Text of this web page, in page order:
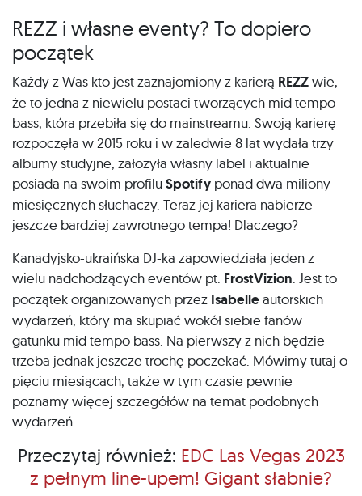
REZZ i własne eventy? To dopiero
początek
Każdy z Was kto jest zaznajomiony z karierą REZZwie,
że to jedna z niewielu postaci tworzących mid tempo
bass, która przebiła się do mainstreamu. Swoją karierę
rozpoczęła w 2015 roku i w zaledwie 8 lat wydała trzy
albumy studyjne, założyła własny label i aktualnie
posiada na swoim profiluSpotify ponad dwa miliony
miesięcznych słuchaczy. Teraz jej kariera nabierze
jeszcze bardziej zawrotnego tempa! Dlaczego?
Kanadyjsko-ukraińska DJ-ka zapowiedziała jeden z
wielu nadchodzących eventów pt. FrostVizion . Jest to
początek organizowanych przez Isabelle autorskich
wydarzeń, który ma skupiać wokół siebie fanów
gatunku mid tempo bass. Na pierwszy z nich będzie
trzeba jednak jeszcze trochę poczekać. Mówimy tutaj o
pięciu miesiącach, także w tym czasie pewnie
poznamy więcej szczegółów na temat podobnych
wydarzeń.
Przeczytaj również: EDC Las Vegas 2023
z pełnym line-upem! Gigant słabnie?